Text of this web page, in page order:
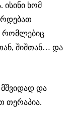
ხომ
რომლებიც
შიშთან… და
მშვიდად და
თერაპია.